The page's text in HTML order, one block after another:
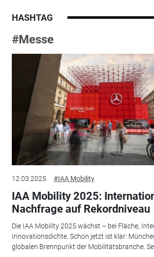
HASHTAG
#Messe
12.03.2025 #IAA Mobility
IAA Mobility 2025:
Nachfrage auf Rekordniveau
Die IAA Mobility 2025 wächst – bei Fläche,
Innovationsdichte. Schon jetzt ist klar:
globalen Brennpunkt der Mobilitätsbranche.